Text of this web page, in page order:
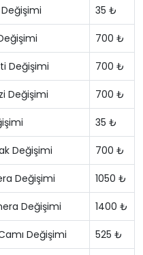
35 ₺
700 ₺
Değişimi 700 ₺
Değişimi 700 ₺
35 ₺
Değişimi 700 ₺
Değişimi 1050 ₺
Değişimi 1400 ₺
Değişimi 525 ₺